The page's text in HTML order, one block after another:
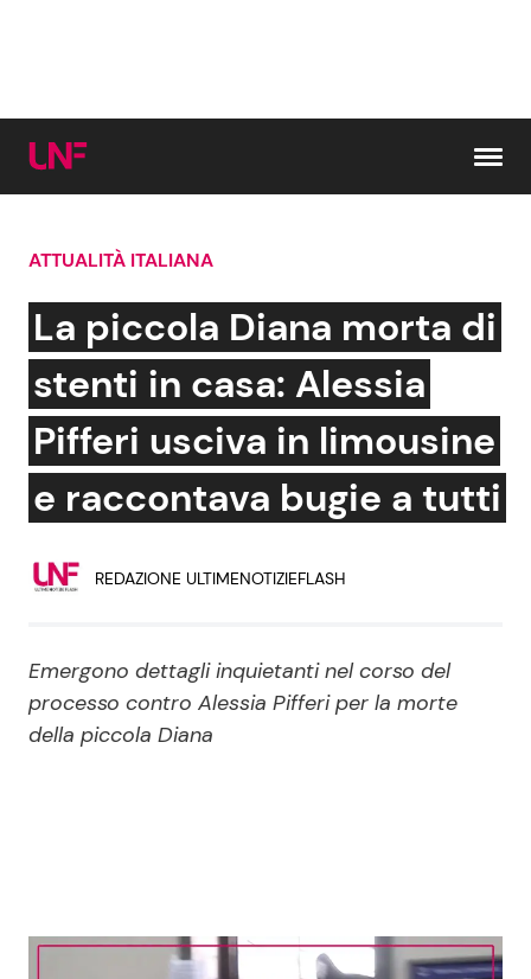
Cerca:
News e Cronaca
Attualità Italiana
Politica
Gossip e TV
Bellezze VIP
Coppie VIP
Reality e Talent
News Musica
ATTUALITÀ ITALIANA
La piccola Diana morta di
stenti in casa: Alessia
Pifferi usciva in limousine
e raccontava bugie a tutti
REDAZIONE ULTIMENOTIZIEFLASH
Emergono dettagli inquietanti nel corso del
processo contro Alessia Pifferi per la morte
della piccola Diana